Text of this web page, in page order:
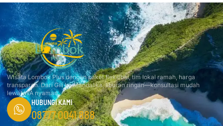
Wisata Lombok Plus dengan paket fleksibel, tim lokal ramah, harga
transparan. Dari Gili ke Mandalika, liburan ringan—konsultasi mudah
lewat WA nyaman.
HUBUNGI KAMI
08777 0041 888